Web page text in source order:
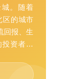
。随着
区的城市
回报、生
资者而